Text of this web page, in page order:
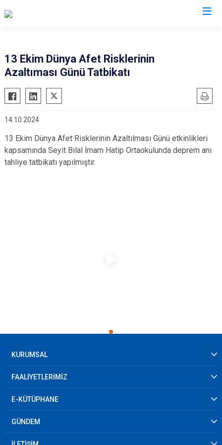
13 Ekim Dünya Afet Risklerinin
Azaltıması Günü Tatbikatı
14.10.2024
13 Ekim Dünya Afet Risklerinin Azaltılması Günü etkinlikleri
kapsamında Seyit Bilal İmam Hatip Ortaokulunda deprem anı
tahliye tatbikatı yapılmıştır.
KURUMSAL
FAALİYETLERİMİZ
E-KÜTÜPHANE
GÜNDEM